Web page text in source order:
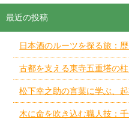
最近の投稿
日本酒のルーツを探る旅：
古都を支える東寺五重塔の
松下幸之助の言葉に学ぶ、
木に命を吹き込む職人技：